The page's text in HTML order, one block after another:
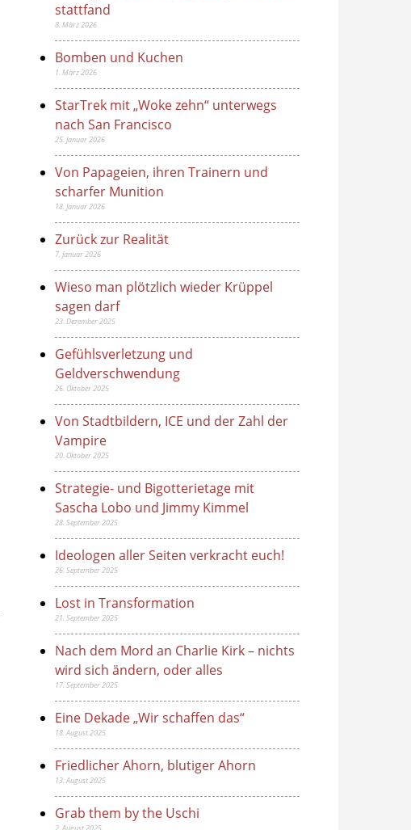
stattfand
8. März 2026
Bomben und Kuchen
1. März 2026
StarTrek mit „Woke zehn“ unterwegs
nach San Francisco
25. Januar 2026
Von Papageien, ihren Trainern und
scharfer Munition
18. Januar 2026
Zurück zur Realität
7. Januar 2026
Wieso man plötzlich wieder Krüppel
sagen darf
23. Dezember 2025
Gefühlsverletzung und
Geldverschwendung
26. Oktober 2025
Von Stadtbildern, ICE und der Zahl der
Vampire
20. Oktober 2025
Strategie- und Bigotterietage mit
Sascha Lobo und Jimmy Kimmel
28. September 2025
Ideologen aller Seiten verkracht euch!
26. September 2025
Lost in Transformation
21. September 2025
Nach dem Mord an Charlie Kirk – nichts
wird sich ändern, oder alles
17. September 2025
Eine Dekade „Wir schaffen das“
18. August 2025
Friedlicher Ahorn, blutiger Ahorn
13. August 2025
Grab them by the Uschi